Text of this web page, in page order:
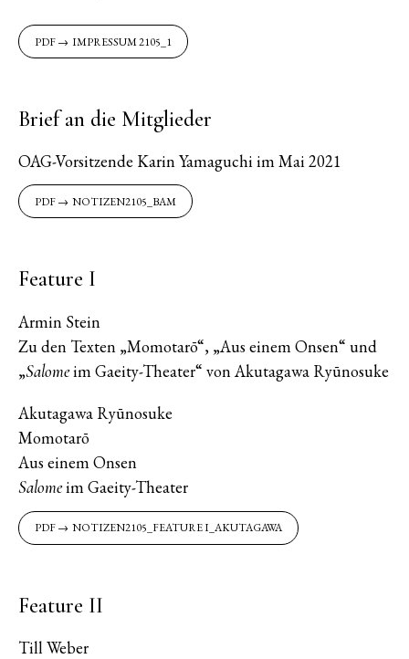
IMPRESSUM 2105_1
Brief an die Mitglieder
OAG-Vorsitzende Karin Yamaguchi im Mai 2021
NOTIZEN2105_BAM
Feature I
Armin Stein
Zu den Texten „Momotarō“, „Aus einem Onsen“ und
„Salomeim Gaeity-Theater“ von Akutagawa Ryūnosuke
Akutagawa Ryūnosuke
Momotarō
Aus einem Onsen
Salomeim Gaeity-Theater
NOTIZEN2105_FEATURE I_AKUTAGAWA
Feature II
Till Weber